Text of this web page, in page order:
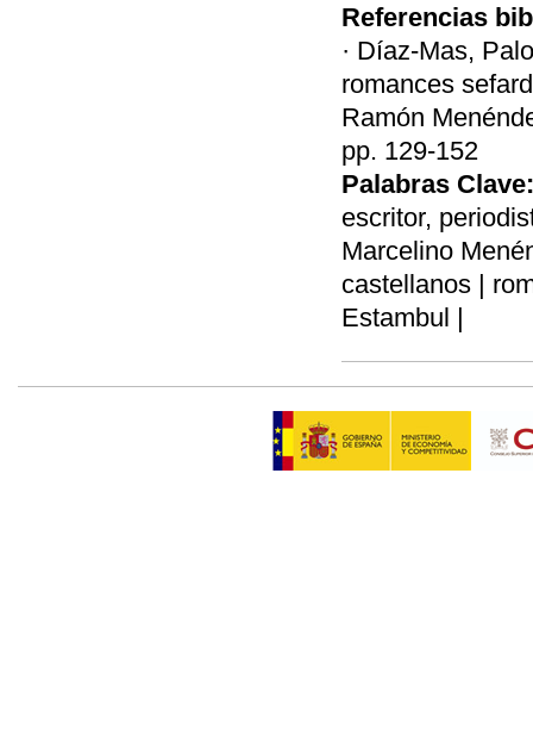
Referencias
· Díaz-Mas,
romances
Ramón
pp. 129-152
Palabras Clave:
escritor,
Marcelino
castellanos |
Estambul |